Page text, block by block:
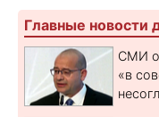
Главные новости
СМИ
«в